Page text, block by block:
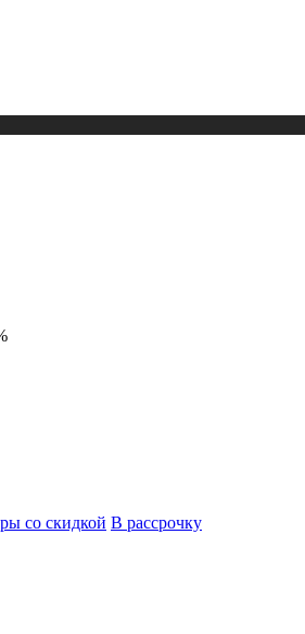
со скидкой В рассрочку